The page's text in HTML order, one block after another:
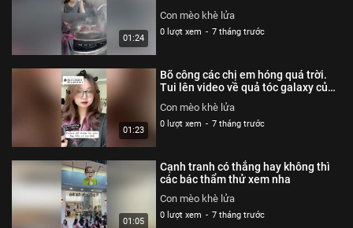
01:24
Con mèo khè lửa
0 lượt xem - 7 tháng trước
01:23
Bõ công các chị em hóng quá trời.
Tui lên video về quả tóc galaxy của
Con mèo khè lửa
0 lượt xem - 7 tháng trước
01:05
Cạnh tranh có thắng hay không thì
các bác thẩm thử xem nha
Con mèo khè lửa
0 lượt xem - 7 tháng trước